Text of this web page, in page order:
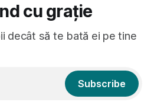
cu grație
decât să te bată ei pe tine
Subscribe